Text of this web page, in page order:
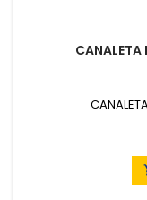
CANALETA